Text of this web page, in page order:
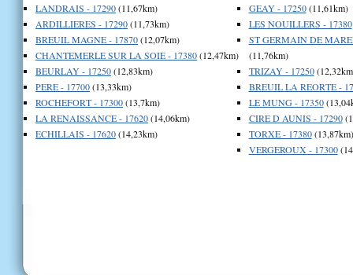
LANDRAIS - 17290(11,67km)
ARDILLIERES - 17290(11,73km)
BREUIL MAGNE - 17870(12,07km)
CHANTEMERLE SUR LA SOIE - 17380(12,47km)
BEURLAY - 17250(12,83km)
PERE - 17700(13,33km)
ROCHEFORT - 17300(13,7km)
LA RENAISSANCE - 17620(14,06km)
ECHILLAIS - 17620(14,23km)
GEAY - 17250(11,61km)
LES NOUILLERS - 17380
ST GERMAIN DE
(11,76km)
TRIZAY - 17250
BREUIL LA REORTE -
LE MUNG - 17350
CIRE D AUNIS - 17290
TORXE - 17380(13,87km)
VERGEROUX - 17300